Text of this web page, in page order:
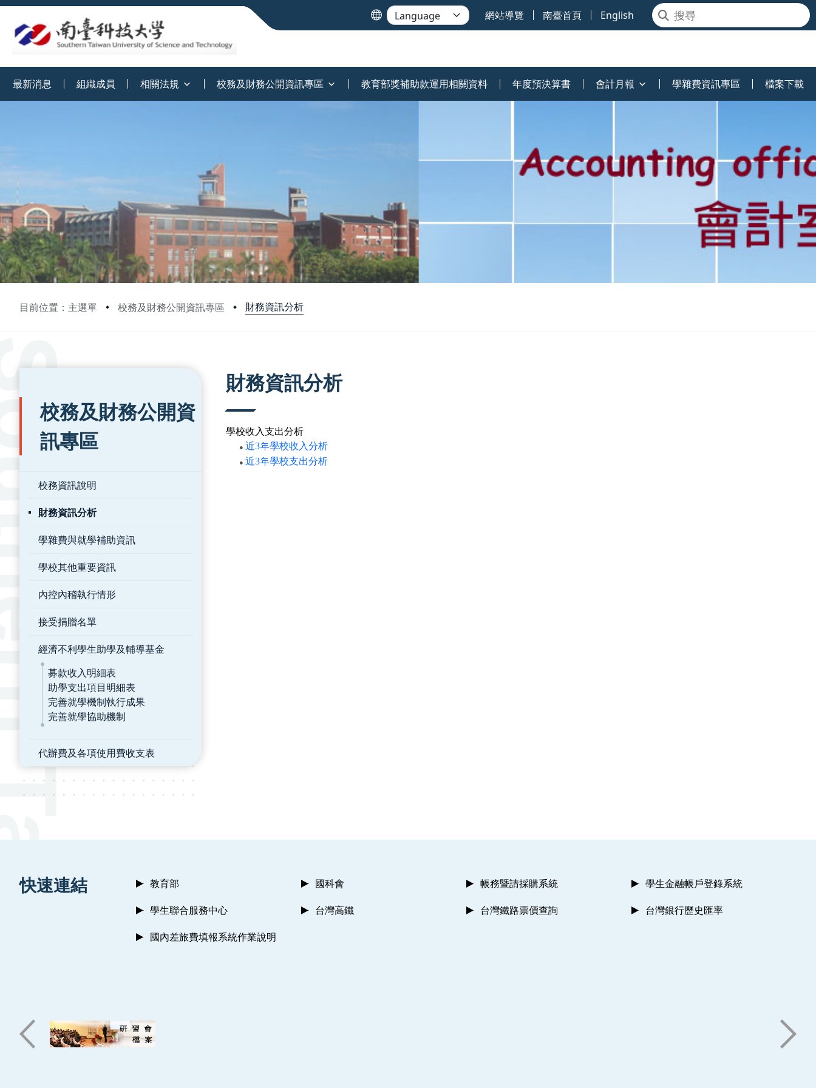
網站導覽 南臺首頁 English
最新消息 組織成員 相關法規 校務及財務公開資訊專區 教育部獎補助款運用相關資料 年度預決算書 會計月報 學雜費資訊專區 檔案下載
目前位置：主選單 校務及財務公開資訊專區 財務資訊分析
:::
校務及財務公開資
訊專區
校務資訊說明
財務資訊分析
學雜費與就學補助資訊
學校其他重要資訊
內控內稽執行情形
接受捐贈名單
經濟不利學生助學及輔導基金
募款收入明細表
助學支出項目明細表
完善就學機制執行成果
完善就學協助機制
代辦費及各項使用費收支表
財務資訊分析
學校收入支出分析
● 近3年學校收入分析
● 近3年學校支出分析
快速連結 教育部 國科會 帳務暨請採購系統
學生金融帳戶登錄系統
學生聯合服務中心
台灣高鐵 台灣鐵路票價查詢
台灣銀行歷史匯率
國內差旅費填報系統作業說明